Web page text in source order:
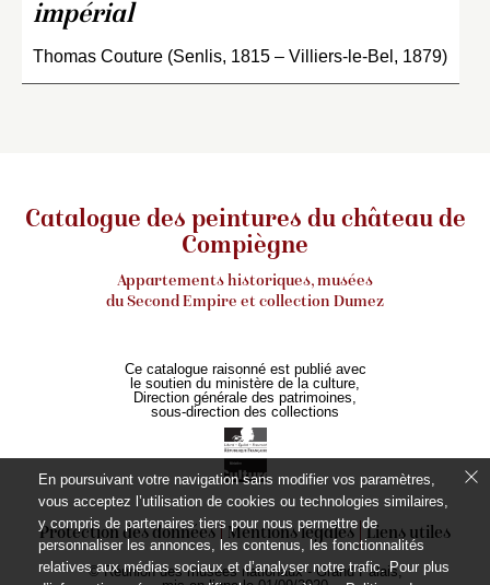
impérial
Thomas Couture (Senlis, 1815 – Villiers-le-Bel, 1879)
Catalogue des peintures du château de
Compiègne
Appartements historiques, musées
du Second Empire et collection Dumez
Ce catalogue raisonné est publié avec
le soutien du ministère de la culture,
Direction générale des patrimoines,
sous-direction des collections
Protection des données Mentions légales Liens utiles
© Réunion des musées nationaux - Grand Palais,
En poursuivant votre navigation sans modifier vos paramètres,
vous acceptez l’utilisation de cookies ou technologies similaires,
y compris de partenaires tiers pour nous permettre de
personnaliser les annonces, les contenus, les fonctionnalités
relatives aux médias sociaux et d’analyser notre trafic. Pour plus